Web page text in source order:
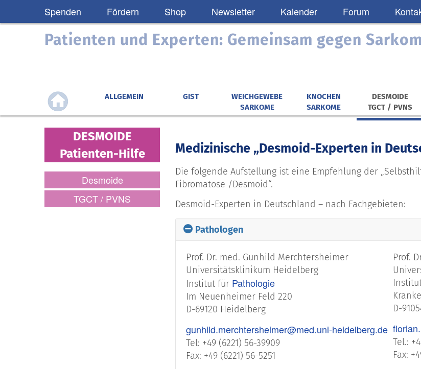
Spenden Fördern Shop Newsletter Kalender Forum
Patienten und Experten: Gemeinsam gegen
ALLGEMEIN GIST
WEICHGEWEBE
SARKOME
KNOCHEN
SARKOME
DESMOIDE
TGCT / PVNS
DESMOIDE
Patienten-Hilfe
Desmoide
TGCT / PVNS
Medizinische „Desmoid-Experten in
Die folgende Aufstellung ist eine Empfehlung der
Fibromatose /Desmoid“.
Desmoid-Experten in Deutschland – nach Fachgebieten:
Pathologen
Prof. Dr. med. Gunhild Merchtersheimer
Universitätsklinikum Heidelberg
Institut für Pathologie
Im Neuenheimer Feld 220
D-69120 Heidelberg
gunhild.merchtersheimer@med.uni-heidelberg.de
Tel: +49 (6221) 56-39909
Fax: +49 (6221) 56-5251
Prof.
D-
Tel.:
Fax: